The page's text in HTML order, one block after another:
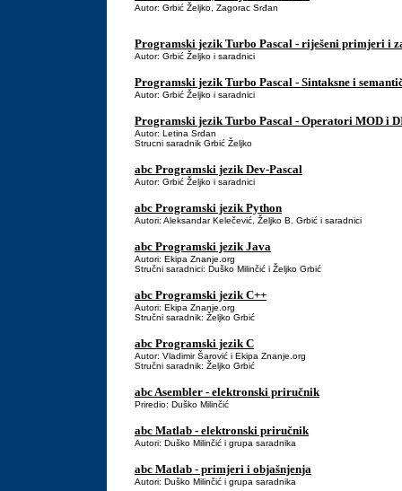
Autor: Grbić Željko, Zagorac Srđan
Programski jezik Turbo Pascal - riješeni primjeri i
Autor: Grbić Željko i saradnici
Programski jezik Turbo Pascal - Sintaksne i
Autor: Grbić Željko i saradnici
Programski jezik Turbo Pascal - Operatori MOD i
Autor: Letina Srdan
Strucni saradnik Grbić Željko
abc Programski jezik Dev-Pascal
Autor: Grbić Željko i saradnici
abc Programski jezik Python
Autori: Aleksandar Kelečević, Željko B. Grbić i saradnici
abc Programski jezik Java
Autori: Ekipa Znanje.org
Stručni saradnici: Duško Milinčić i Željko Grbić
abc Programski jezik C++
Autori: Ekipa Znanje.org
Stručni saradnik: Željko Grbić
abc Programski jezik C
Autor: Vladimir Šarović i Ekipa Znanje.org
Stručni saradnik: Željko Grbić
abc Asembler - elektronski priručnik
Priredio: Duško Milinčić
abc Matlab - elektronski priručnik
Autori: Duško Milinčić i grupa saradnika
abc Matlab - primjeri i objašnjenja
Autori: Duško Milinčić i grupa saradnika